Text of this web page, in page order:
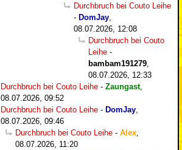
Durchbruch bei Couto Leihe
- DomJay
08.07.2026, 12:08
Durchbruch bei Couto
Leihe -
bambam191279
08.07.2026, 12:33
Durchbruch bei Couto Leihe - Zaungast,
08.07.2026, 09:52
Durchbruch bei Couto Leihe - DomJay
08.07.2026, 09:46
Durchbruch bei Couto Leihe - Alex
08.07.2026, 11:20